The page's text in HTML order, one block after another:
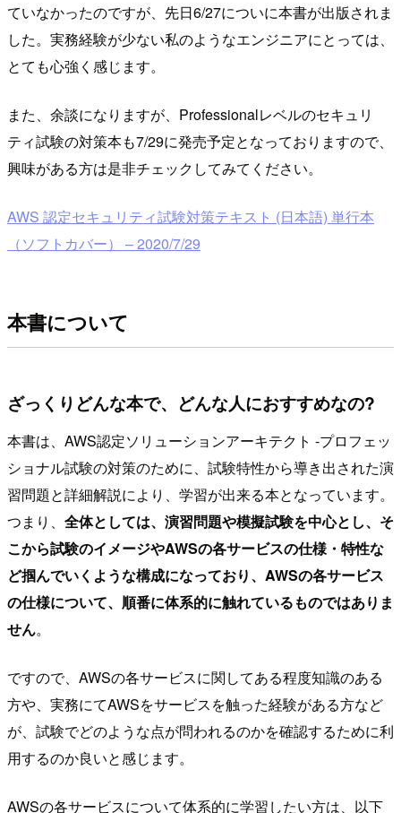
ていなかったのですが、先日6/27についに本書が出版されま
した。実務経験が少ない私のようなエンジニアにとっては、
とても心強く感じます。
また、余談になりますが、Professionalレベルのセキュリ
ティ試験の対策本も7/29に発売予定となっておりますので、
興味がある方は是非チェックしてみてください。
AWS 認定セキュリティ試験対策テキスト (日本語) 単行本
（ソフトカバー） – 2020/7/29
本書について
ざっくりどんな本で、どんな人におすすめなの?
本書は、AWS認定ソリューションアーキテクト -プロフェッ
ショナル試験の対策のために、試験特性から導き出された演
習問題と詳細解説により、学習が出来る本となっています。
つまり、 全体としては、演習問題や模擬試験を中心とし、そ
こから試験のイメージやAWSの各サービスの仕様・特性な
ど掴んでいくような構成になっており、AWSの各サービス
の仕様について、順番に体系的に触れているものではありま
せん。
ですので、AWSの各サービスに関してある程度知識のある
方や、実務にてAWSをサービスを触った経験がある方など
が、試験でどのような点が問われるのかを確認するために利
用するのか良いと感じます。
AWSの各サービスについて体系的に学習したい方は、以下